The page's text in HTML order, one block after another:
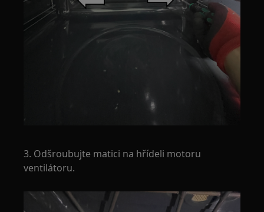
3. Odšroubujte matici na hřídeli motoru
ventilátoru.